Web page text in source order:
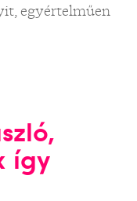
egyértelműen
így